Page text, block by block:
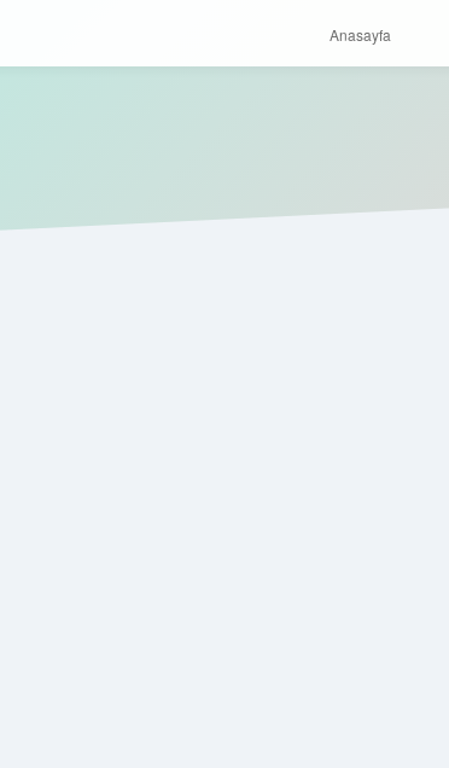
Anasayfa